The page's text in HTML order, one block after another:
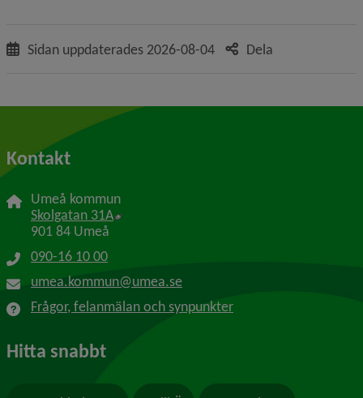
Sidan uppdaterades 2026-08-04 Dela
Kontakt
Umeå kommun
Skolgatan 31A Länk till annan webbplats, öppnas i nytt
901 84 Umeå
090-16 10 00
umea.kommun@umea.se
Frågor, felanmälan och synpunkter
Hitta snabbt